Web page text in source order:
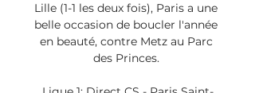
Lille (1-1 les deux fois), Paris a une
belle occasion de boucler l'année
en beauté, contre Metz au Parc
des Princes.